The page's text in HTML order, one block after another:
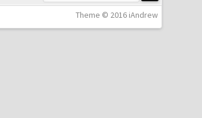
Theme © 2016 iAndrew